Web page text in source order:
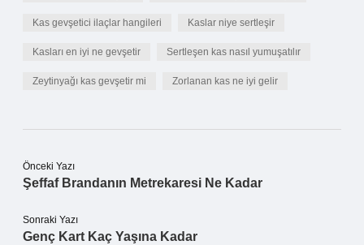
Kas gevşetici ilaçlar hangileri Kaslar niye sertleşir
Kasları en iyi ne gevşetir Sertleşen kas nasıl yumuşatılır
Zeytinyağı kas gevşetir mi Zorlanan kas ne iyi gelir
Önceki Yazı
Şeffaf Brandanın Metrekaresi Ne Kadar
Sonraki Yazı
Genç Kart Kaç Yaşına Kadar